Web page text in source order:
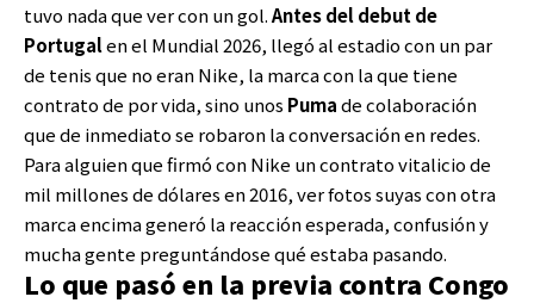
tuvo nada que ver con un gol.Antes del debut de
Portugalen el Mundial 2026, llegó al estadio con un par
de tenis que no eran Nike, la marca con la que tiene
contrato de por vida, sino unos Pumade colaboración
que de inmediato se robaron la conversación en redes.
Para alguien que firmó con Nike un contrato vitalicio de
mil millones de dólares en 2016, ver fotos suyas con otra
marca encima generó la reacción esperada, confusión y
mucha gente preguntándose qué estaba pasando.
Lo que pasó en la previa contra Congo